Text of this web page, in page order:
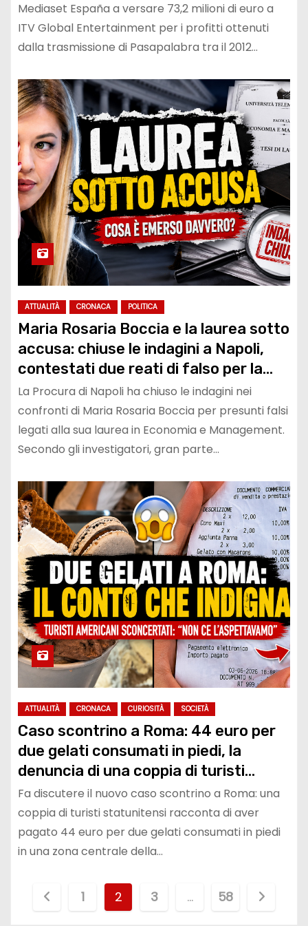
Mediaset España a versare 73,2 milioni di euro a
ITV Global Entertainment per i profitti ottenuti
dalla trasmissione di Pasapalabra tra il 2012…
ATTUALITÀ CRONACA POLITICA
Maria Rosaria Boccia e la laurea sotto
accusa: chiuse le indagini a Napoli,
contestati due reati di falso per la
tesi universitaria
La Procura di Napoli ha chiuso le indagini nei
confronti di Maria Rosaria Boccia per presunti falsi
legati alla sua laurea in Economia e Management.
Secondo gli investigatori, gran parte…
ATTUALITÀ CRONACA CURIOSITÀ SOCIETÀ
Caso scontrino a Roma: 44 euro per
due gelati consumati in piedi, la
denuncia di una coppia di turisti
americani scatena il dibattito
Fa discutere il nuovo caso scontrino a Roma: una
coppia di turisti statunitensi racconta di aver
pagato 44 euro per due gelati consumati in piedi
in una zona centrale della…
1 2 3 … 58